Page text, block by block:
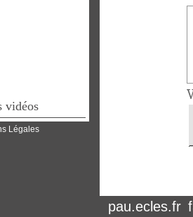
vidéos
Légales
pau.ecles.fr